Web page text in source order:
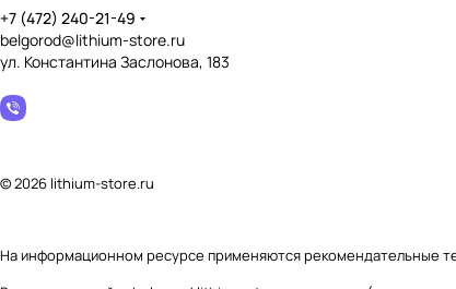
+7 (472) 240-21-49
belgorod@lithium-store.ru
ул. Константина Заслонова, 183
© 2026 lithium-store.ru
На информационном ресурсе применяютсярекомендательные